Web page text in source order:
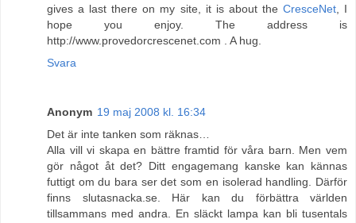
gives a last there on my site, it is about the CresceNet, I
hope you enjoy. The address is
http://www.provedorcrescenet.com . A hug.
Svara
Anonym 19 maj 2008 kl. 16:34
Det är inte tanken som räknas…
Alla vill vi skapa en bättre framtid för våra barn. Men vem
gör något åt det? Ditt engagemang kanske kan kännas
futtigt om du bara ser det som en isolerad handling. Därför
finns slutasnacka.se. Här kan du förbättra världen
tillsammans med andra. En släckt lampa kan bli tusentals